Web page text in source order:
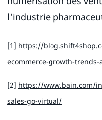
l'industrie
[1] https://
ecommerce-growth-trends-
[2] https://www.bain.com/
sales-go-virtual/